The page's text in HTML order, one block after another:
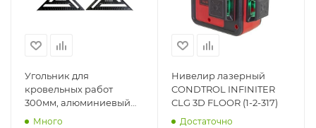
Угольник для
кровельных работ
300мм, алюминиевый
сплав, анодиров. корпус
Много
Нивелир лазерный
CONDTROL INFINITER
CLG 3D FLOOR (1-2-317)
Достаточно